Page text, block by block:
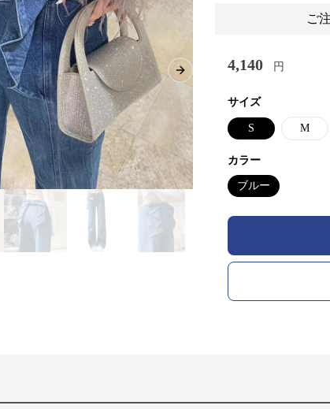
Next slide
ご
4,140 円
サイズ
S M
カラー
ブルー